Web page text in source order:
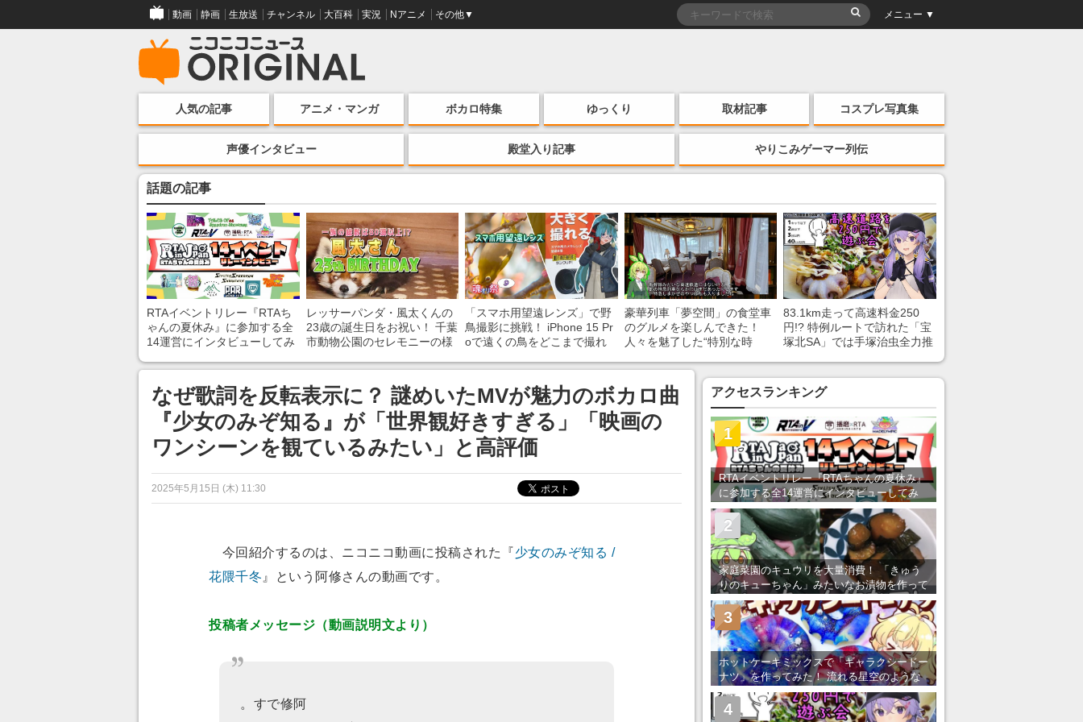
動画 静画 生放送 チャンネル 大百科 実況 Nアニメ その他▼ メニュー ▼
人気の記事 アニメ・マンガ ボカロ特集 ゆっくり 取材記事 コスプレ写真集
声優インタビュー 殿堂入り記事 やりこみゲーマー列伝
話題の記事
RTAイベントリレー『RTAち
ゃんの夏休み』に参加する全
14運営にインタビューしてみ
ンネルの貸し出しを利用し8/9
から1週間にわたって開催
レッサーパンダ・風太くんの
23歳の誕生日をお祝い！ 千葉
市動物公園のセレモニーの様
「スマホ用望遠レンズ」で野
鳥撮影に挑戦！ iPhone 15 Pr
oで遠くの鳥をどこまで撮れ
豪華列車「夢空間」の食堂車
のグルメを楽しんできた！
人々を魅了した“特別な時
あ」「行ってみたい」の声
83.1km走って高速料金250
円!? 特例ルートで訪れた「宝
塚北SA」では手塚治虫全力推
なぜ歌詞を反転表示に？ 謎めいたMVが魅力のボカロ曲
『少女のみぞ知る』が「世界観好きすぎる」「映画の
ワンシーンを観ているみたい」と高評価
2025年5月15日 (木) 11:30
今回紹介するのは、ニコニコ動画に投稿された『少女のみぞ知る /
花隈千冬 』という阿修さんの動画です。
投稿者メッセージ（動画説明文より）
。すで修阿
アクセスランキング
RTAイベントリレー『RTAちゃんの夏休み』
に参加する全14運営にインタビューしてみ
た！ 「RTA in Japan」のチャンネルの貸し
出しを利用し8/9から1週間にわたって開催
1
家庭菜園のキュウリを大量消費！ 「きゅう
りのキューちゃん」みたいなお漬物を作って
みた
2
ホットケーキミックスで「ギャラクシードー
ナツ」を作ってみた！ 流れる星空のような
レンチン・レシピを紹介
3
4